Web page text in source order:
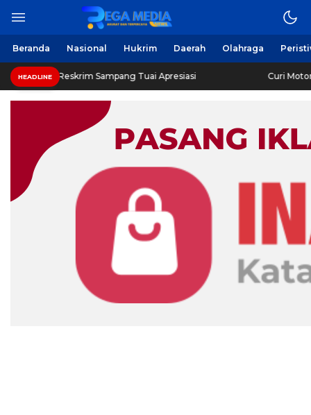
Beranda Nasional Hukrim Daerah Olahraga
HEADLINESampang Tuai Apresiasi Curi Motor! Dua